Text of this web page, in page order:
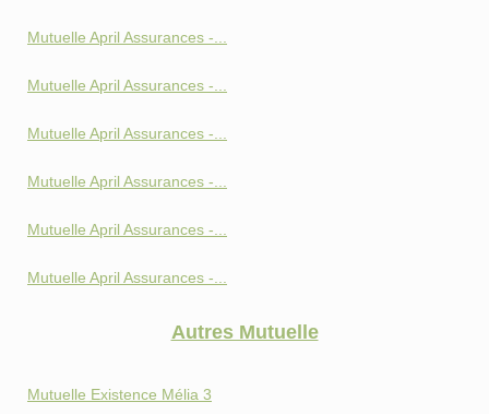
Mutuelle April Assurances -...
Mutuelle April Assurances -...
Mutuelle April Assurances -...
Mutuelle April Assurances -...
Mutuelle April Assurances -...
Mutuelle April Assurances -...
Autres Mutuelle
Mutuelle Existence Mélia 3